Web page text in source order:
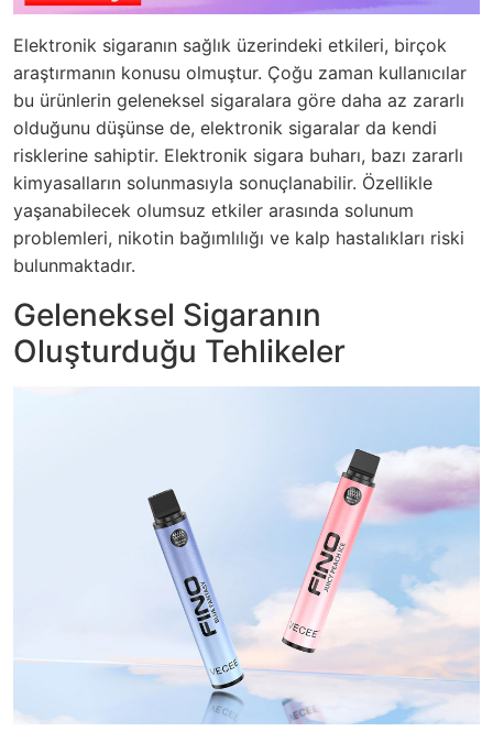
Elektronik sigaranın sağlık üzerindeki etkileri, birçok
araştırmanın konusu olmuştur. Çoğu zaman kullanıcılar
bu ürünlerin geleneksel sigaralara göre daha az zararlı
olduğunu düşünse de, elektronik sigaralar da kendi
risklerine sahiptir. Elektronik sigara buharı, bazı zararlı
kimyasalların solunmasıyla sonuçlanabilir. Özellikle
yaşanabilecek olumsuz etkiler arasında solunum
problemleri, nikotin bağımlılığı ve kalp hastalıkları riski
bulunmaktadır.
Geleneksel Sigaranın
Oluşturduğu Tehlikeler